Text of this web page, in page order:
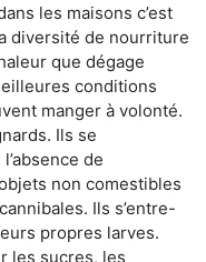
les maisons c’est
diversité de nourriture
que dégage
conditions
manger à volonté.
Ils se
de
non comestibles
Ils s’entre-
propres larves.
les sucres, les